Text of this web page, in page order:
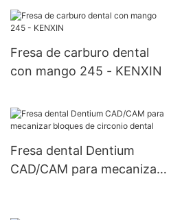
Fresa de carburo dental
con mango 245 - KENXIN
Fresa dental Dentium
CAD/CAM para mecanizar